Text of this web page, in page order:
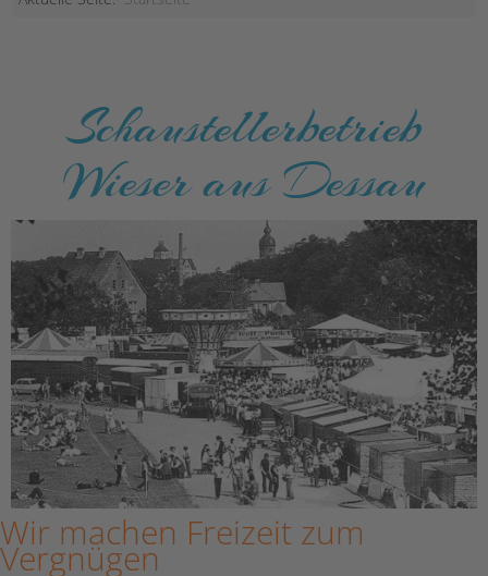
Schaustellerbetrieb
Wieser aus Dessau
Wir machen Freizeit zum
Vergnügen